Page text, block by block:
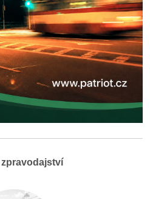
zpravodajství